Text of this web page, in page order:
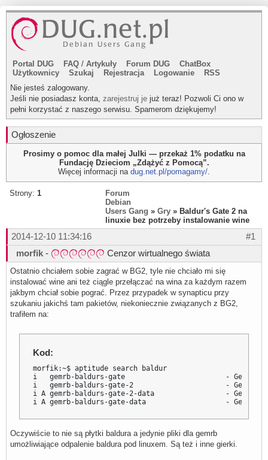
Portal DUG FAQ / Artykuły Forum DUG
ChatBox
Użytkownicy
Szukaj Rejestracja Logowanie
RSS
Nie jesteś zalogowany.
Jeśli nie posiadasz konta, zarejestruj je już teraz! Pozwoli Ci ono w
pełni korzystać z naszego serwisu. Spamerom dziękujemy!
Ogłoszenie
Prosimy o pomoc dla małej Julki — przekaż 1% podatku na
Fundację Dzieciom „Zdążyć z Pomocą”.
Więcej informacji na dug.net.pl/pomagamy/.
Strony: 1
Forum
Debian
Users Gang » Gry » Baldur's Gate 2 na
linuxie bez potrzeby instalowanie wine
#1
2014-12-10 11:34:16
morfik - Cenzor wirtualnego świata
Ostatnio chciałem sobie zagrać w BG2, tyle nie chciało mi się
instalować wine ani też ciągle przełączać na wina za każdym razem
jakbym chciał sobie pograć. Przez przypadek w synapticu przy
szukaniu jakichś tam pakietów, niekoniecznie związanych z BG2,
trafiłem na:
Kod:
morfik:~$ aptitude search baldur
i   gemrb-baldurs-gate                        - GemRB
i   gemrb-baldurs-gate-2                      - GemRB
i A gemrb-baldurs-gate-2-data                 - GemRB
i A gemrb-baldurs-gate-data                   - GemRB
Oczywiście to nie są płytki baldura a jedynie pliki dla gemrb
umożliwiające odpalenie baldura pod linuxem. Są też i inne gierki.